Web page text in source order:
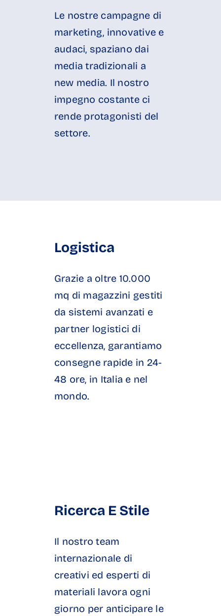
Le nostre campagne di
marketing, innovative e
audaci, spaziano dai
media tradizionali a
new media. Il nostro
impegno costante ci
rende protagonisti del
settore.
Logistica
Grazie a oltre 10.000
mq di magazzini gestiti
da sistemi avanzati e
partner logistici di
eccellenza, garantiamo
consegne rapide in 24-
48 ore, in Italia e nel
mondo.
Ricerca E Stile
Il nostro team
internazionale di
creativi ed esperti di
materiali lavora ogni
giorno per anticipare le